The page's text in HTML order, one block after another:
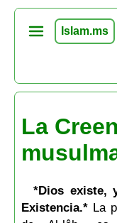
Islam.ms
La
*Dios existe,
Existencia.* La